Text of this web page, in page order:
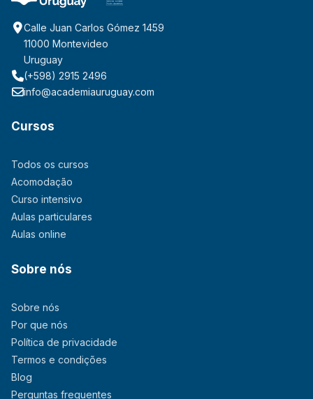
Calle Juan Carlos Gómez 1459
11000 Montevideo
Uruguay
(+598) 2915 2496
info@academiauruguay.com
Cursos
Todos os cursos
Acomodação
Curso intensivo
Aulas particulares
Aulas online
Sobre nós
Sobre nós
Por que nós
Política de privacidade
Termos e condições
Blog
Perguntas frequentes